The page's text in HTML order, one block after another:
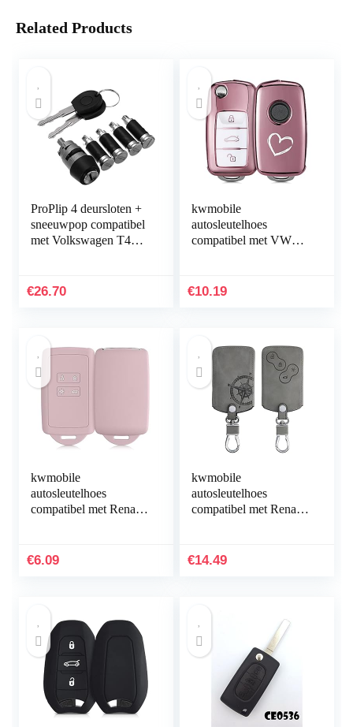
Related Products
ProPlip 4 deursloten +
sneeuwpop compatibel
met Volkswagen T4
sleutels
€26.70
kwmobile
autosleutelhoes
compatibel met VW
beschermhoes –
€10.19
kwmobile
autosleutelhoes
compatibel met Renault
Keyless Go) –
€6.09
kwmobile
autosleutelhoes
compatibel met Renault
Keyless Go) –
€14.49